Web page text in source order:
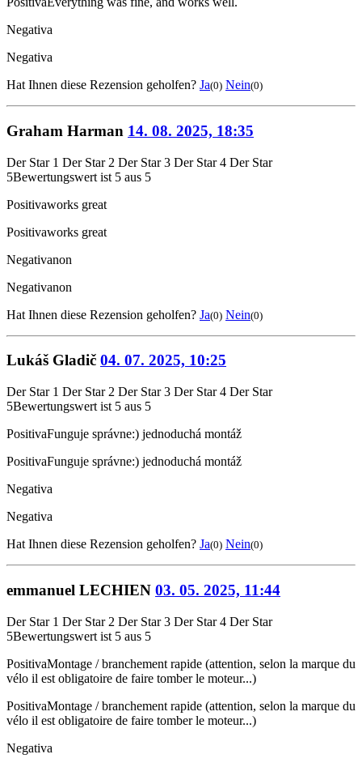
Negativa
Negativa
Hat Ihnen diese Rezension geholfen? Ja(0) Nein(0)
Graham Harman 14. 08. 2025, 18:35
Der Star 1 Der Star 2 Der Star 3 Der Star 4 Der Star
5Bewertungswert ist 5 aus 5
Positivaworks great
Positivaworks great
Negativanon
Negativanon
Hat Ihnen diese Rezension geholfen? Ja(0) Nein(0)
Lukáš Gladič 04. 07. 2025, 10:25
Der Star 1 Der Star 2 Der Star 3 Der Star 4 Der Star
5Bewertungswert ist 5 aus 5
PositivaFunguje správne:) jednoduchá montáž
PositivaFunguje správne:) jednoduchá montáž
Negativa
Negativa
Hat Ihnen diese Rezension geholfen? Ja(0) Nein(0)
emmanuel LECHIEN 03. 05. 2025, 11:44
Der Star 1 Der Star 2 Der Star 3 Der Star 4 Der Star
5Bewertungswert ist 5 aus 5
PositivaMontage / branchement rapide (attention, selon la marque du
vélo il est obligatoire de faire tomber le moteur...)
PositivaMontage / branchement rapide (attention, selon la marque du
vélo il est obligatoire de faire tomber le moteur...)
Negativa